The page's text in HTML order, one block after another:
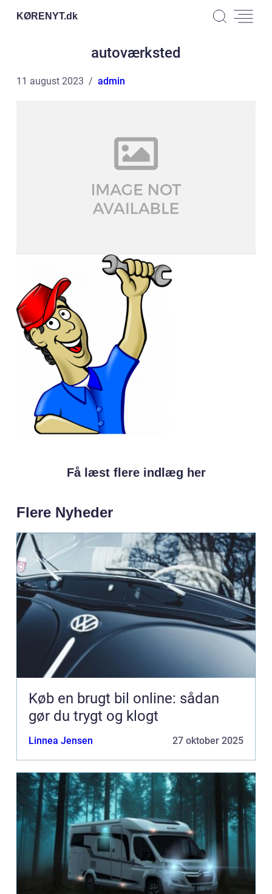
KØRENYT.dk
autoværksted
11 august 2023 admin
Få læst flere indlæg her
Flere Nyheder
Køb en brugt bil online: sådan
gør du trygt og klogt
Linnea Jensen 27 oktober 2025